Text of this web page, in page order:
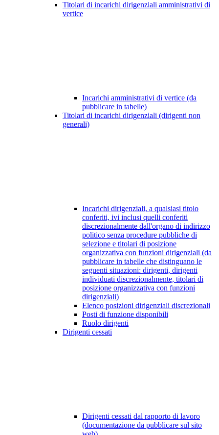
Titolari di incarichi dirigenziali amministrativi di
vertice
Incarichi amministrativi di vertice (da
pubblicare in tabelle)
Titolari di incarichi dirigenziali (dirigenti non
generali)
Incarichi dirigenziali, a qualsiasi titolo
conferiti, ivi inclusi quelli conferiti
discrezionalmente dall'organo di indirizzo
politico senza procedure pubbliche di
selezione e titolari di posizione
organizzativa con funzioni dirigenziali (da
pubblicare in tabelle che distinguano le
seguenti situazioni: dirigenti, dirigenti
individuati discrezionalmente, titolari di
posizione organizzativa con funzioni
dirigenziali)
Elenco posizioni dirigenziali discrezionali
Posti di funzione disponibili
Ruolo dirigenti
Dirigenti cessati
Dirigenti cessati dal rapporto di lavoro
(documentazione da pubblicare sul sito